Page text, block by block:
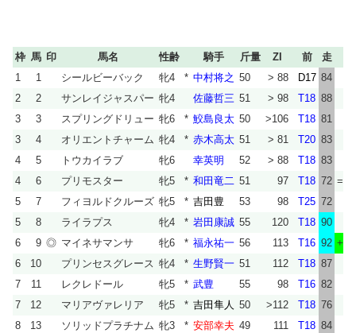
枠 馬 印 馬名 性齢 騎手 斤量 ZI 前 走
1
1 シールビーバック 牝4 * 中村将之 50 > 88 D17 84
2
2 サンレイジャスパー 牝4 佐藤哲三 51 > 98 T18 88
3
3 スプリングドリュー 牝6 * 鮫島良太 50 >106 T18 81
3
4 オリエントチャーム 牝4 * 赤木高太 51 > 81 T20 83
4
5 トウカイラブ 牝6 幸英明 52 > 88 T18 83
4
6 プリモスター 牝5 * 和田竜二 51 97 T18 72 =
5
7 フィヨルドクルーズ 牝5 * 吉田豊 53 98 T25 72
5
8 ライラプス 牝4 * 岩田康誠 55 120 T18 90
6
9 ◎ マイネサマンサ 牝6 * 福永祐一 56 113 T16 92 +
6
10 プリンセスグレース 牝4 * 生野賢一 51 112 T18 87
7
11 レクレドール 牝5 * 武豊 55 98 T16 82
7
12 マリアヴァレリア 牝5 * 吉田隼人 50 >112 T18 76
8
13 ソリッドプラチナム 牝3 * 安部幸夫 49 111 T18 84